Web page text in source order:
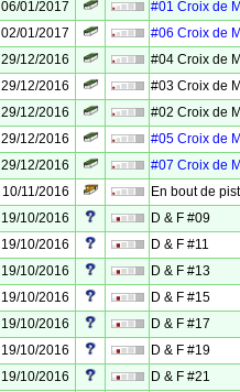
06/01/2017
#01 Croix de
02/01/2017
#06 Croix de
29/12/2016
#04 Croix de
29/12/2016
#03 Croix de
29/12/2016
#02 Croix de
29/12/2016
#05 Croix de
29/12/2016
#07 Croix de
10/11/2016
En bout de
19/10/2016
D & F #09
19/10/2016
D & F #11
19/10/2016
D & F #13
19/10/2016
D & F #15
19/10/2016
D & F #17
19/10/2016
D & F #19
19/10/2016
D & F #21